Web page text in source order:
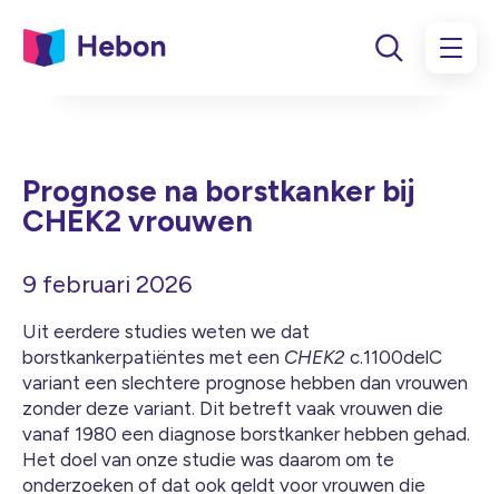
Prognose na borstkanker bij
CHEK2 vrouwen
9 februari 2026
Uit eerdere studies weten we dat
borstkankerpatiëntes met een CHEK2 c.1100delC
variant een slechtere prognose hebben dan vrouwen
zonder deze variant. Dit betreft vaak vrouwen die
vanaf 1980 een diagnose borstkanker hebben gehad.
Het doel van onze studie was daarom om te
onderzoeken of dat ook geldt voor vrouwen die